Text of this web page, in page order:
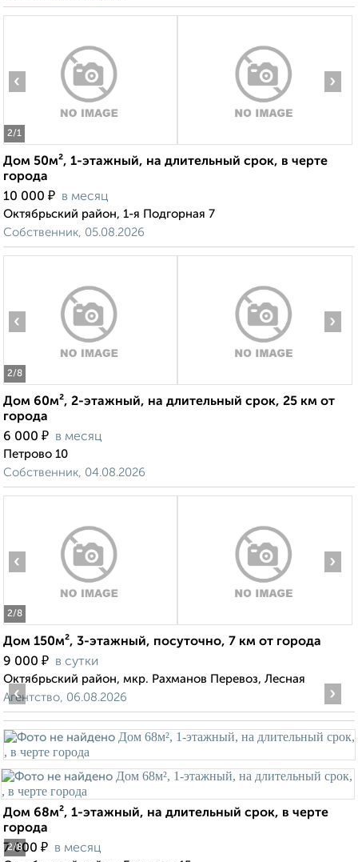
2/1
‹ ›
Дом 50м², 1-этажный, на длительный срок, в черте
города
10 000 ₽ в месяц
Октябрьский район, 1-я Подгорная 7
Собственник, 05.08.2026
2/8
‹ ›
Дом 60м², 2-этажный, на длительный срок, 25 км от
города
6 000 ₽ в месяц
Петрово 10
Собственник, 04.08.2026
2/8
‹ ›
Дом 150м², 3-этажный, посуточно, 7 км от города
9 000 ₽ в сутки
Октябрьский район, мкр. Рахманов Перевоз, Лесная
Агентство, 06.08.2026
2/8
‹ ›
Дом 68м², 1-этажный, на длительный срок, в черте
города
7 000 ₽ в месяц